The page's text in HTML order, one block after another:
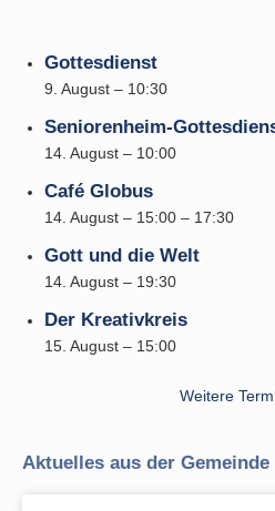
Gottesdienst
9. August – 10:30
Seniorenheim-
14. August – 10:00
Café Globus
14. August – 15:00 – 17:30
Gott und die Welt
14. August – 19:30
Der Kreativkreis
15. August – 15:00
Weitere
Aktuelles aus der Gemeinde